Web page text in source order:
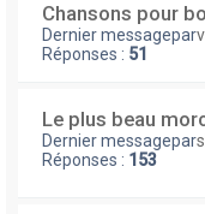
Chansons pour
Dernier messagepar
Réponses : 51
Le plus beau
Dernier messagepar
Réponses : 153